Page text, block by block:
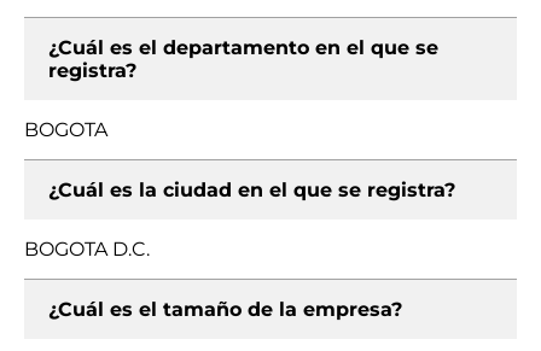
¿Cuál es el departamento en el que se
registra?
BOGOTA
¿Cuál es la ciudad en el que se registra?
BOGOTA D.C.
¿Cuál es el tamaño de la empresa?